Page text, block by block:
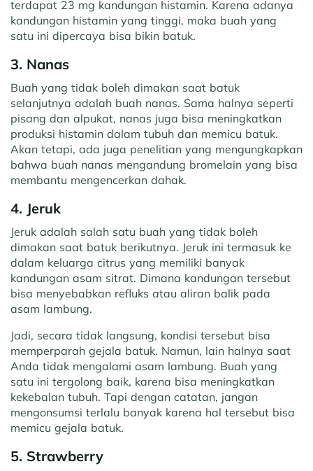
terdapat 23 mg kandungan histamin. Karena adanya
kandungan histamin yang tinggi, maka buah yang
satu ini dipercaya bisa bikin batuk.
3. Nanas
Buah yang tidak boleh dimakan saat batuk
selanjutnya adalah buah nanas. Sama halnya seperti
pisang dan alpukat, nanas juga bisa meningkatkan
produksi histamin dalam tubuh dan memicu batuk.
Akan tetapi, ada juga penelitian yang mengungkapkan
bahwa buah nanas mengandung bromelain yang bisa
membantu mengencerkan dahak.
4. Jeruk
Jeruk adalah salah satu buah yang tidak boleh
dimakan saat batuk berikutnya. Jeruk ini termasuk ke
dalam keluarga citrus yang memiliki banyak
kandungan asam sitrat. Dimana kandungan tersebut
bisa menyebabkan refluks atau aliran balik pada
asam lambung.
Jadi, secara tidak langsung, kondisi tersebut bisa
memperparah gejala batuk. Namun, lain halnya saat
Anda tidak mengalami asam lambung. Buah yang
satu ini tergolong baik, karena bisa meningkatkan
kekebalan tubuh. Tapi dengan catatan, jangan
mengonsumsi terlalu banyak karena hal tersebut bisa
memicu gejala batuk.
5. Strawberry